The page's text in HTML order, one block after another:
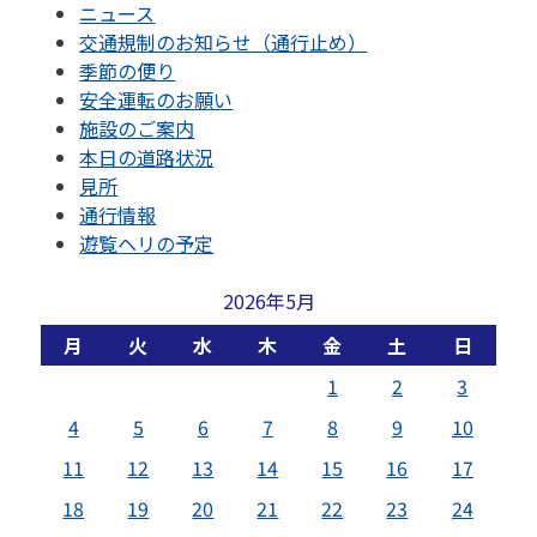
ニュース
交通規制のお知らせ（通行止め）
季節の便り
安全運転のお願い
施設のご案内
本日の道路状況
見所
通行情報
遊覧ヘリの予定
2026年5月
月
火 水 木 金 土
日
1
2
3
4
5 6 7 8 9
10
11
12 13 14 15 16
17
18
19 20 21 22 23
24